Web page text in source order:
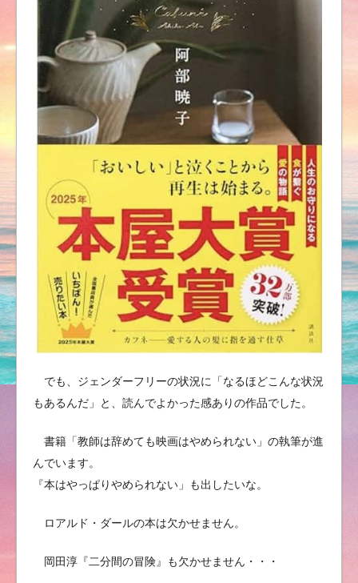
でも、ジェンダーフリーの状況に「なるほどこんな状況
もあるんだ」と、読んでよかった感ありの作品でした。
書籍「教師は辞めても映画はやめられない」の執筆が進
んでいます。
『本はやっぱりやめられない」も出したいな。
ロアルド・ダールの本は欠かせません。
岡田淳『二分間の冒険』も欠かせません・・・